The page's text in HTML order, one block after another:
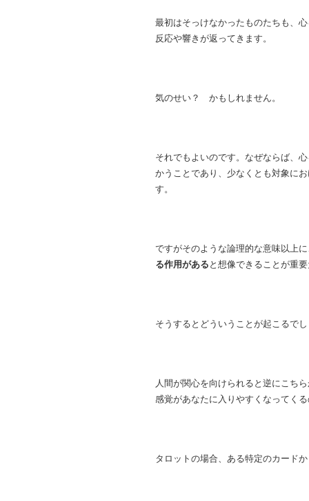
最初はそっけなかったものたちも、
反応や響きが返ってきます。
気のせい？ かもしれません。
それでもよいのです。なぜならば、
かうことであり、少なくとも対象に
す。
ですがそのような論理的な意味以上
る作用があると想像できることが重
そうするとどういうことが起こるで
人間が関心を向けられると逆にこち
感覚があなたに入りやすくなってく
タロットの場合、ある特定のカード